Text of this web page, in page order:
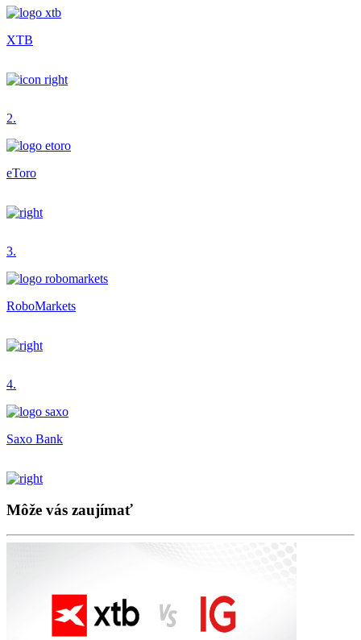
XTB
2.
eToro
3.
RoboMarkets
4.
Saxo Bank
Môže vás zaujímať